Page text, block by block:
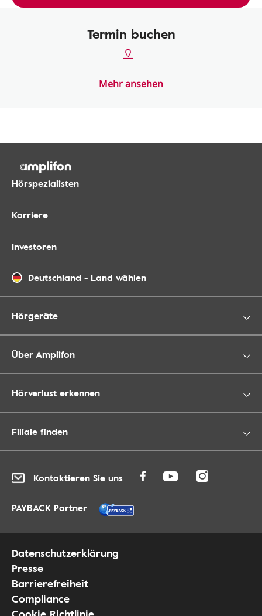
Termin buchen
Mehr ansehen
Hörspezialisten
Karriere
Investoren
Deutschland - Land wählen
Hörgeräte
Über Amplifon
Hörverlust erkennen
Filiale finden
Kontaktieren Sie uns
PAYBACK Partner
Datenschutzerklärung
Presse
Barrierefreiheit
Compliance